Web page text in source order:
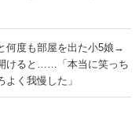
何度も部屋を出た小5娘→
けると……「本当に笑っち
く我慢した」